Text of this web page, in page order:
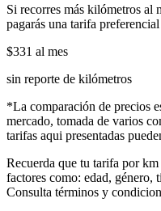
Si recorres más kilómetros al
pagarás una tarifa
$331 al mes
sin reporte de kilómetros
*La comparación de precios
mercado, tomada de varios
tarifas aqui presentadas
Recuerda que tu tarifa por
factores como: edad, género,
Consulta términos y